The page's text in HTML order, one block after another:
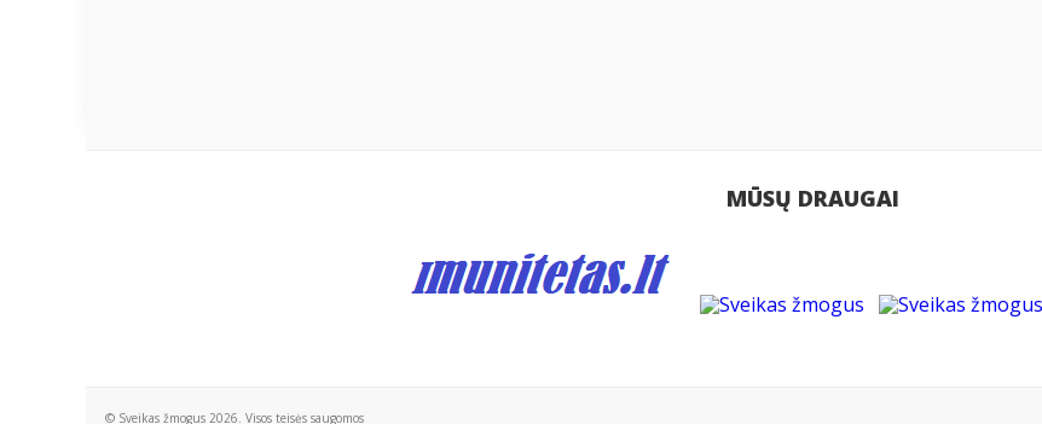
MŪSŲ DRAUGAI
© Sveikas žmogus 2026. Visos teisės saugomos